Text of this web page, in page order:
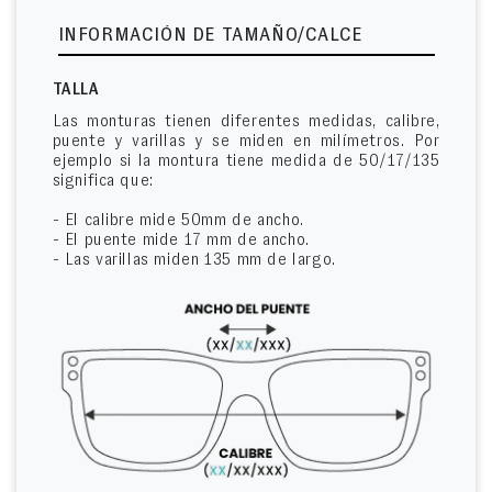
INFORMACIÓN DE TAMAÑO/CALCE
TALLA
Las monturas tienen diferentes medidas, calibre,
puente y varillas y se miden en milímetros. Por
ejemplo si la montura tiene medida de 50/17/135
significa que:
- El calibre mide 50mm de ancho.
- El puente mide 17 mm de ancho.
- Las varillas miden 135 mm de largo.